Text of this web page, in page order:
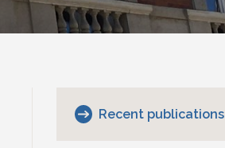
Recent publications